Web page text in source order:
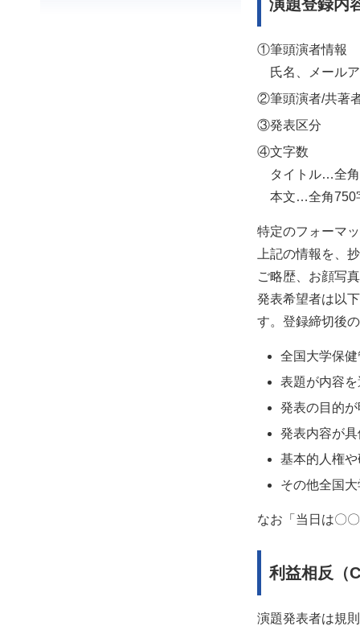
演題登録内
①筆頭演者情報
氏名、メール
②筆頭演者/共著
③発表区分
④文字数
タイトル…全
本文…全角750
特定のフォーマ
上記の情報を、
ご略歴、お顔写
発表希望者は以
す。登録締切後
全国大学保
表題が内容
発表の目的
発表内容が
基本的人権
その他全国
なお「当日は〇
利益相反（
演題発表者は規